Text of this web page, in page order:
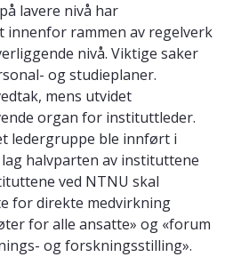
lavere nivå har
innenfor rammen av regelverk
nivå. Viktige saker
og studieplaner.
mens utvidet
organ for instituttleder.
ledergruppe ble innført i
halvparten av instituttene
ved NTNU skal
for direkte medvirkning
for alle ansatte» og «forum
og forskningsstilling».